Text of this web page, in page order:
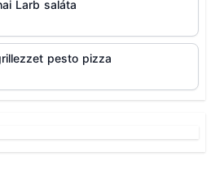
Larb saláta
pesto pizza